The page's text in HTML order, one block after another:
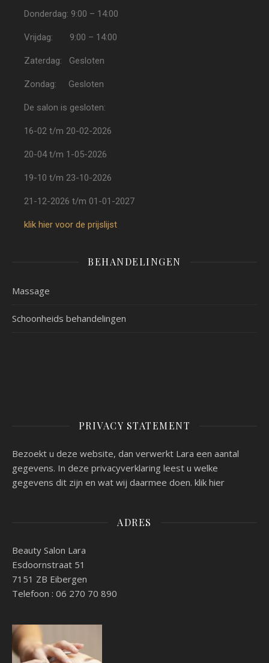
Donderdag: 9:00 – 14:00
Vrijdag: 9:00 – 14:00
Zaterdag: Gesloten
Zondag: Gesloten
De salon is gesloten:
16-02 t/m 20-02-2026
20-04 t/m 1-05-2026
19-10 t/m 23-10-2026
21-12-2026 t/m 01-01-2027
klik hier voor de prijslijst
BEHANDELINGEN
Massage
Schoonheids behandelingen
PRIVACY STATEMENT
Bezoekt u deze website, dan verwerkt Lara een aantal
gegevens. In deze privacyverklaring leest u welke
gegevens dit zijn en wat wij daarmee doen. klik hier
ADRES
Beauty Salon Lara
Esdoornstraat 51
7151 ZB Eibergen
Telefoon : 06 270 70 890